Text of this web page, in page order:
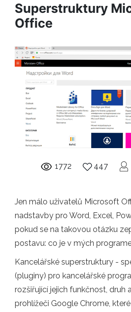
Superstruktury
Office
1772 447
Jen málo uživatelů Microsoft
nadstavby pro Word, Excel,
pokud se na takovou otázku
postavu: co je v mých
Kancelářské superstruktury -
(pluginy) pro kancelářské
rozšiřující jejich funkčnost, druh
prohlížeči Google Chrome,